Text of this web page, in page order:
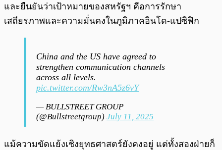
และยืนยันว่าเป้าหมายของสหรัฐฯ คือการรักษา
เสถียรภาพและความมั่นคงในภูมิภาคอินโด-แปซิฟิก
China and the US have agreed to
strengthen communication channels
across all levels.
pic.twitter.com/Rw3nA5z6vY
— BULLSTREET GROUP
(@Bullstreetgroup) July 11, 2025
แม้ความขัดแย้งเชิงยุทธศาสตร์ยังคงอยู่ แต่ทั้งสองฝ่ายก็